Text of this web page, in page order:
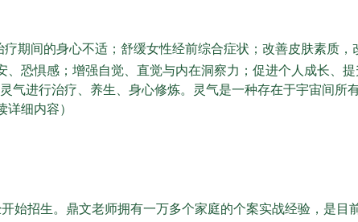
期间的身心不适；舒缓女性经前综合症状；改善皮肤素质，
恐惧感；增强自觉、直觉与内在洞察力；促进个人成长、
气进行治疗、养生、身心修炼。灵气是一种存在于宇宙间所
细内容）
始招生。鼎文老师拥有一万多个家庭的个案实战经验，是目